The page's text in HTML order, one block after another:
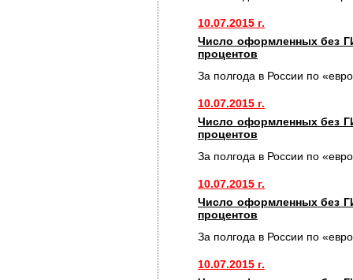
10.07.2015 г.
Число оформленных без
процентов
За полгода в России по
10.07.2015 г.
Число оформленных без
процентов
За полгода в России по
10.07.2015 г.
Число оформленных без
процентов
За полгода в России по
10.07.2015 г.